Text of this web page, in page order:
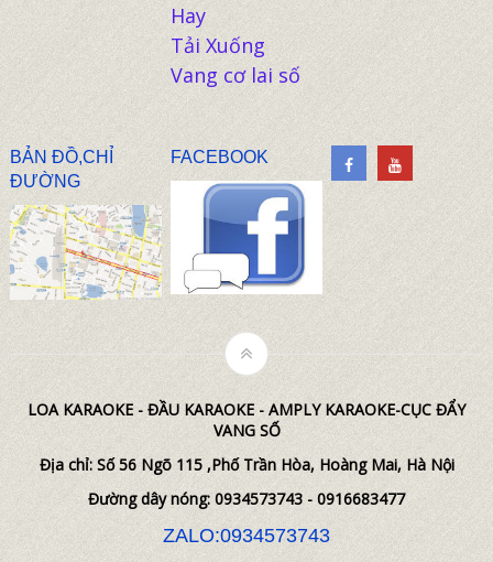
Hay
Tải Xuống
Vang cơ lai số
BẢN ĐỒ,CHỈ
ĐƯỜNG
FACEBOOK
LOA KARAOKE - ĐẦU KARAOKE - AMPLY KARAOKE-CỤC ĐẨY
VANG SỐ
Địa chỉ: Số 56 Ngõ 115 ,Phố Trần Hòa, Hoàng Mai, Hà Nội
Đường dây nóng: 0934573743 - 0916683477
ZALO:0934573743